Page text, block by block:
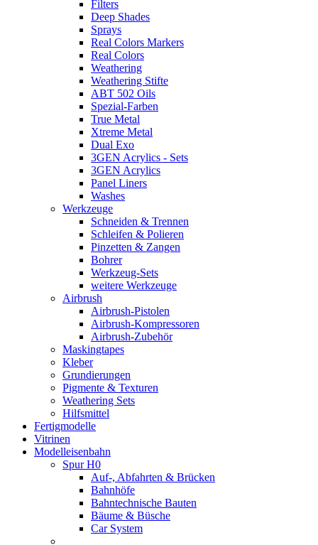
Filters
Deep Shades
Sprays
Real Colors Markers
Real Colors
Weathering
Weathering Stifte
ABT 502 Oils
Spezial-Farben
True Metal
Xtreme Metal
Dual Exo
3GEN Acrylics - Sets
3GEN Acrylics
Panel Liners
Washes
Werkzeuge
Schneiden & Trennen
Schleifen & Polieren
Pinzetten & Zangen
Bohrer
Werkzeug-Sets
weitere Werkzeuge
Airbrush
Airbrush-Pistolen
Airbrush-Kompressoren
Airbrush-Zubehör
Maskingtapes
Kleber
Grundierungen
Pigmente & Texturen
Weathering Sets
Hilfsmittel
Fertigmodelle
Vitrinen
Modelleisenbahn
Spur H0
Auf-, Abfahrten & Brücken
Bahnhöfe
Bahntechnische Bauten
Bäume & Büsche
Car System